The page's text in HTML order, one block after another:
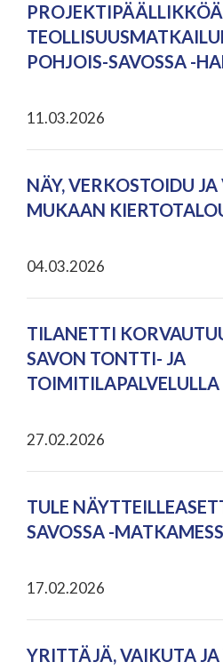
PROJEKTIPÄÄLLIKKÖÄ
POHJOIS-SAVOSSA -
11.03.2026
NÄY, VERKOSTOIDU
MUKAAN
04.03.2026
TILANETTI
SAVON TONTTI- JA
TOIMITILAPALVELULLA
27.02.2026
TULE
SAVOSSA -
17.02.2026
YRITTÄJÄ, VAIKUTA